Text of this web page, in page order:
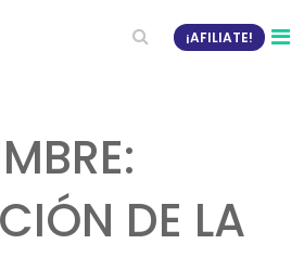
¡AFILIATE!
DE LA